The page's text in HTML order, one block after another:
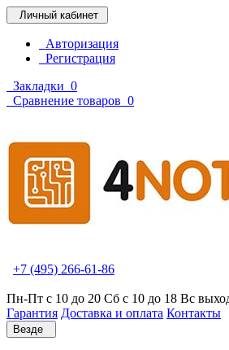
Личный кабинет
Авторизация
Регистрация
Закладки 0
Сравнение товаров 0
+7 (495) 266-61-86
Пн-Пт с 10 до 20 Сб с 10 до 18 Вс
Гарантия Доставка и оплата Контакты
Везде